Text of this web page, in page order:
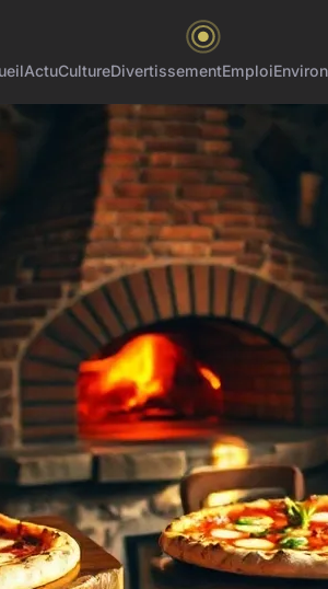
ActuCultureDivertissementEmploi